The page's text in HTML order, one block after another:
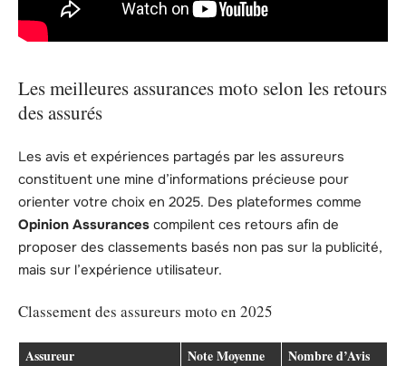
Les meilleures assurances moto selon les retours
des assurés
Les avis et expériences partagés par les assureurs
constituent une mine d’informations précieuse pour
orienter votre choix en 2025. Des plateformes comme
Opinion Assurances compilent ces retours afin de
proposer des classements basés non pas sur la publicité,
mais sur l’expérience utilisateur.
Classement des assureurs moto en 2025
Assureur Note Moyenne Nombre d’Avis